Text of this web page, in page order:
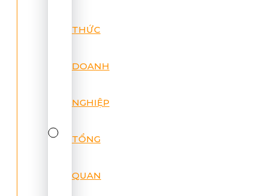
THỨC
DOANH
NGHIỆP
TỔNG
QUAN